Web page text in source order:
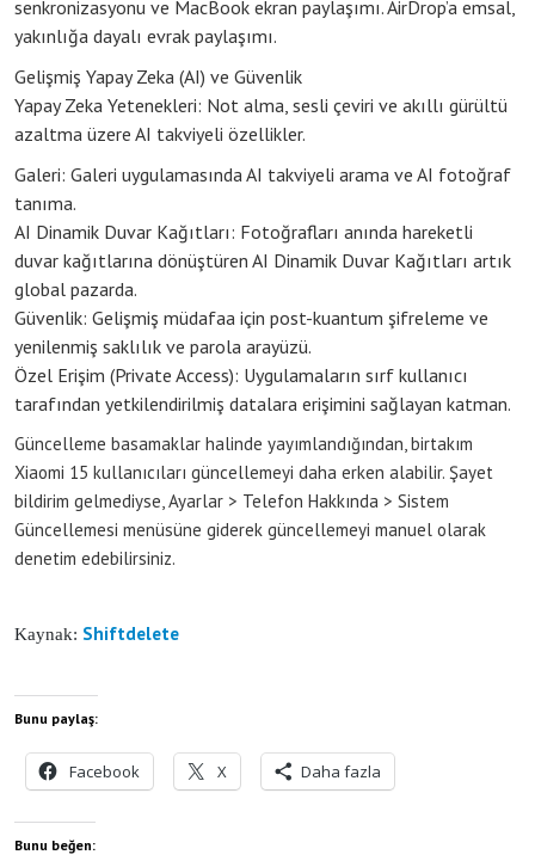
senkronizasyonu ve MacBook ekran paylaşımı. AirDrop’a emsal,
yakınlığa dayalı evrak paylaşımı.
Gelişmiş Yapay Zeka (AI) ve Güvenlik
Yapay Zeka Yetenekleri: Not alma, sesli çeviri ve akıllı gürültü
azaltma üzere AI takviyeli özellikler.
Galeri: Galeri uygulamasında AI takviyeli arama ve AI fotoğraf
tanıma.
AI Dinamik Duvar Kağıtları: Fotoğrafları anında hareketli
duvar kağıtlarına dönüştüren AI Dinamik Duvar Kağıtları artık
global pazarda.
Güvenlik: Gelişmiş müdafaa için post-kuantum şifreleme ve
yenilenmiş saklılık ve parola arayüzü.
Özel Erişim (Private Access): Uygulamaların sırf kullanıcı
tarafından yetkilendirilmiş datalara erişimini sağlayan katman.
Güncelleme basamaklar halinde yayımlandığından, birtakım
Xiaomi 15 kullanıcıları güncellemeyi daha erken alabilir. Şayet
bildirim gelmediyse, Ayarlar > Telefon Hakkında > Sistem
Güncellemesi menüsüne giderek güncellemeyi manuel olarak
denetim edebilirsiniz.
Kaynak: Shiftdelete
Bunu paylaş:
Facebook X Daha fazla
Bunu beğen: